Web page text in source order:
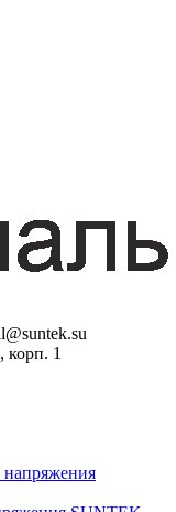
корп. 1
напряжения